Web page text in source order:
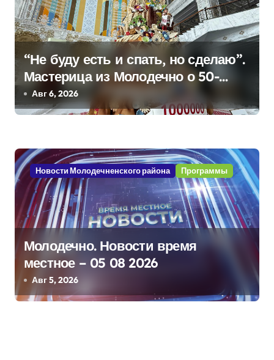
и
с
я
м
“Не буду есть и спать, но сделаю”.
Мастерица из Молодечно о 50-
килограммовом каравае для
Дворца Независимости
Авг 6, 2026
Новости Молодечненского района Программы
Молодечно. Новости время
местное – 05 08 2026
Авг 5, 2026